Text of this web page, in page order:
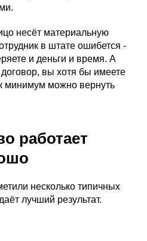
несёт материальную
в штате ошибется -
и деньги и время. А
вы хотя бы имеете
минимум можно вернуть
работает
несколько типичных
лучший результат.